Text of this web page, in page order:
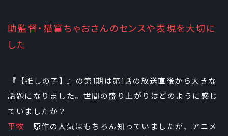
助監督・猫富ちゃおさんのセンスや表現を大切に
した
――『【推しの子】』の第1期は第1話の放送直後から大きな
話題になりました。世間の盛り上がりはどのように感じ
ていましたか？
平牧 原作の人気はもちろん知っていましたが、アニメ